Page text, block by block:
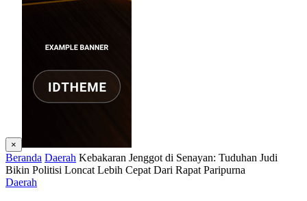
×
Beranda Daerah Kebakaran Jenggot di Senayan: Tuduhan Judi
Bikin Politisi Loncat Lebih Cepat Dari Rapat Paripurna
Daerah